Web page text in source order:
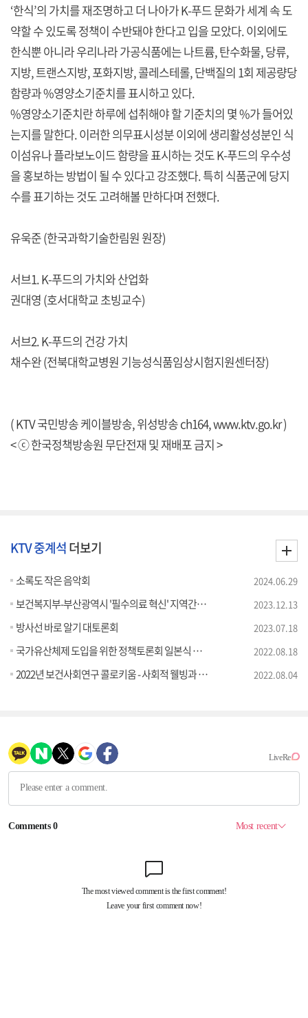
‘한식’의 가치를 재조명하고 더 나아가 K-푸드 문화가 세계 속 도
약할 수 있도록 정책이 수반돼야 한다고 입을 모았다. 이외에도
한식뿐 아니라 우리나라 가공식품에는 나트륨, 탄수화물, 당류,
지방, 트랜스지방, 포화지방, 콜레스테롤, 단백질의 1회 제공량당
함량과 %영양소기준치를 표시하고 있다.
%영양소기준치란 하루에 섭취해야 할 기준치의 몇 %가 들어있
는지를 말한다. 이러한 의무표시성분 이외에 생리활성성분인 식
이섬유나 플라보노이드 함량을 표시하는 것도 K-푸드의 우수성
을 홍보하는 방법이 될 수 있다고 강조했다. 특히 식품군에 당지
수를 표기하는 것도 고려해볼 만하다며 전했다.
유욱준 (한국과학기술한림원 원장)
서브1. K-푸드의 가치와 산업화
권대영 (호서대학교 초빙교수)
서브2. K-푸드의 건강 가치
채수완 (전북대학교병원 기능성식품임상시험지원센터장)
( KTV 국민방송 케이블방송, 위성방송 ch164,www.ktv.go.kr)
< ⓒ 한국정책방송원 무단전재 및 재배포 금지 >
KTV 중계석더보기
소록도 작은 음악회 2024.06.29
보건복지부-부산광역시 '필수의료 혁신' 지역간담회 2023.12.13
방사선 바로 알기 대토론회 2023.07.18
국가유산체제 도입을 위한 정책토론회 일본식 문화체제 60년, 국가유산체제로 패러다임 전환 2022.08.18
2022년 보건사회연구 콜로키움 - 사회적 웰빙과 정신건강에 대한 다층적 모색 2022.08.04